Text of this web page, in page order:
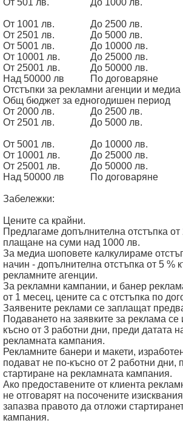
От 501 лв.
До 1000 лв.
От 1001 лв.
До 2500 лв.
От 2501 лв.
До 5000 лв.
От 5001 лв.
До 10000 лв.
От 10001 лв.
До 25000 лв.
От 25001 лв.
До 50000 лв.
Над 50000 лв
По договаряне
Отстъпки за рекламни агенции и
Общ бюджет за едногодишен период
От 2000 лв.
До 2500 лв.
От 2501 лв.
До 5000 лв.
От 5001 лв.
До 10000 лв.
От 10001 лв.
До 25000 лв.
От 25001 лв.
До 50000 лв.
Над 50000 лв
По договаряне
Забележки:
Цените са крайни.
Предлагаме допълнителна отстъпка
плащане на суми над 1000 лв.
За медиа шоповете калкулираме
начин - допълнителна отстъпка от 5 %
рекламните агенции.
За рекламни кампании, и банер
от 1 месец, цените са с отстъпка по
Заявените реклами се заплащат
Подаването на заявките за реклама
късно от 3 работни дни, преди датата
рекламната кампания.
Рекламните банери и макети,
подават не по-късно от 2 работни дни,
стартиране на рекламната кампания.
Ако предоставените от клиента
не отговарят на посочените
запазва правото да отложи
кампания.